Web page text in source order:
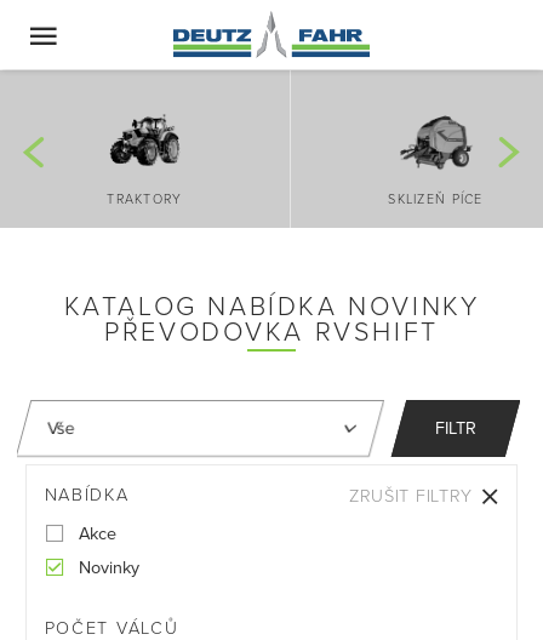
TRAKTORY SKLIZEŇ PÍCE
KATALOG NABÍDKA NOVINKY
PŘEVODOVKA RVSHIFT
FILTR
NABÍDKA
Akce
Novinky
POČET VÁLCŮ
ZRUŠIT FILTRY